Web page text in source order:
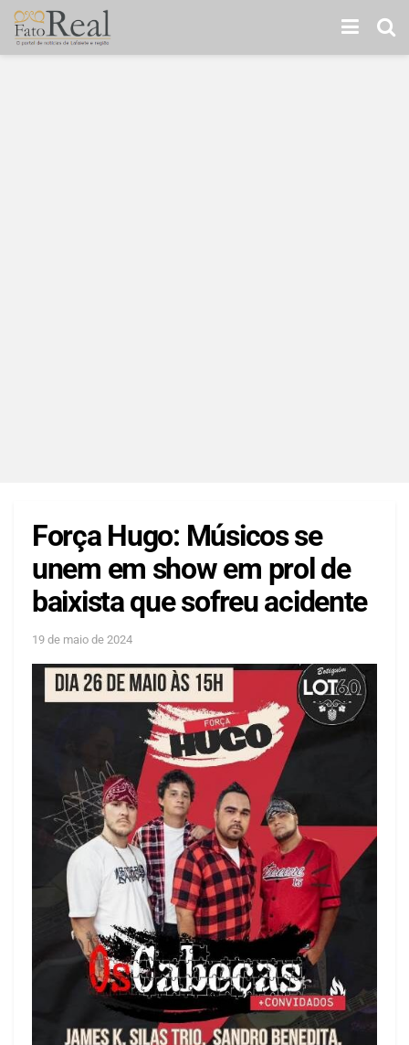
Força Hugo: Músicos se
unem em show em prol de
baixista que sofreu acidente
19 de maio de 2024